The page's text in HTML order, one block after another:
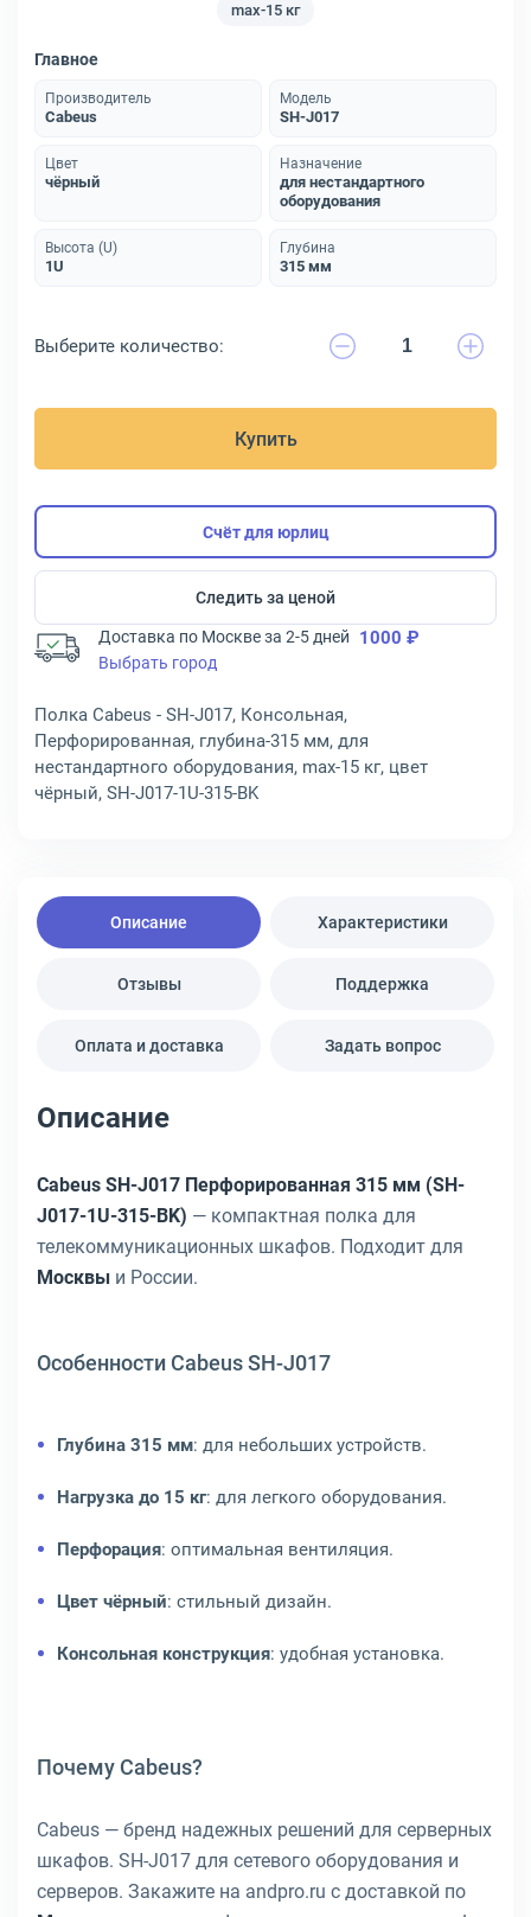
max-15 кг
Главное
Производитель
Cabeus
Модель
SH-J017
Цвет
чёрный
Назначение
для нестандартного
оборудования
Высота (U)
1U
Глубина
315 мм
Выберите количество:
Купить
Счёт для юрлиц
Следить за ценой
Доставка по Москве за 2-5 дней 1000 ₽
Выбрать город
Полка Cabeus - SH-J017, Консольная,
Перфорированная, глубина-315 мм, для
нестандартного оборудования, max-15 кг, цвет
чёрный, SH-J017-1U-315-BK
Описание Характеристики
Отзывы Поддержка
Оплата и доставка Задать вопрос
Описание
Cabeus SH-J017 Перфорированная 315 мм (SH-
J017-1U-315-BK) — компактная полка для
телекоммуникационных шкафов. Подходит для
Москвы и России.
Особенности Cabeus SH-J017
Глубина 315 мм: для небольших устройств.
Нагрузка до 15 кг: для легкого оборудования.
Перфорация: оптимальная вентиляция.
Цвет чёрный: стильный дизайн.
Консольная конструкция: удобная установка.
Почему Cabeus?
Cabeus — бренд надежных решений для серверных
шкафов. SH-J017 для сетевого оборудования и
серверов. Закажите на andpro.ru с доставкой по